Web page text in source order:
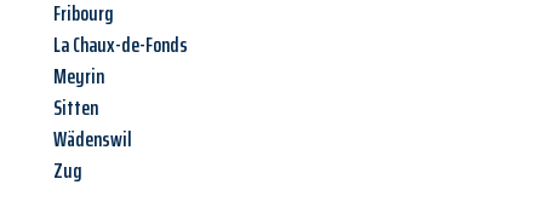
Fribourg
La Chaux-de-Fonds
Meyrin
Sitten
Wädenswil
Zug